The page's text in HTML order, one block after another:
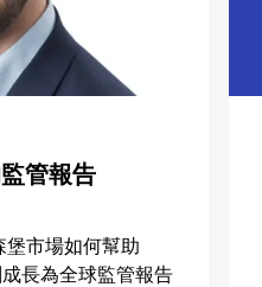
管報告
市場如何幫助
長為全球監管報告